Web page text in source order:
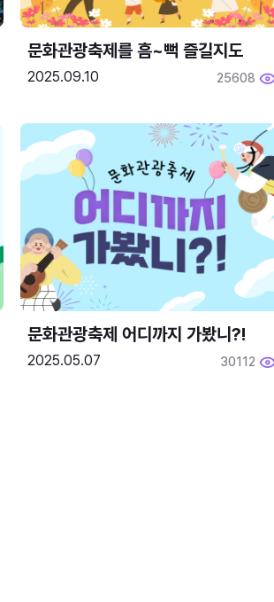
문화관광축제를 흠~뻑 즐길지도
2025.09.10 25608
문화관광축제 어디까지 가봤니?!
2025.05.07 30112